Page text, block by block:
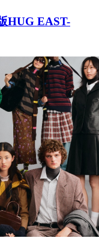
HUG EAST-